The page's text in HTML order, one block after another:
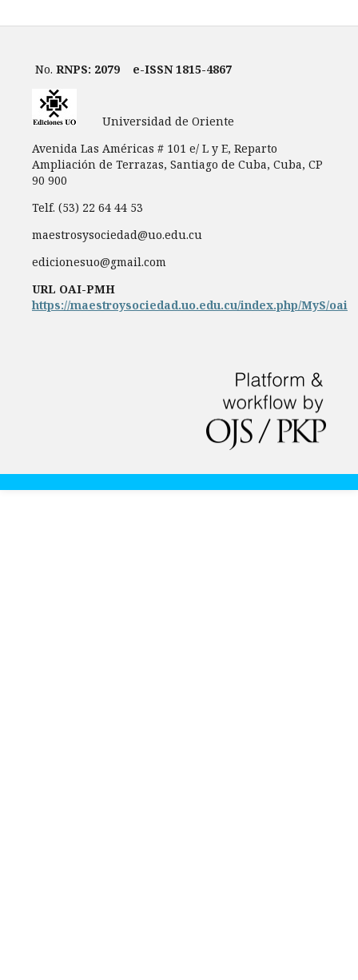
No. RNPS: 2079 e-ISSN 1815-4867
Universidad de Oriente
Avenida Las Américas # 101 e/ L y E, Reparto
Ampliación de Terrazas, Santiago de Cuba, Cuba, CP
90 900
Telf. (53) 22 64 44 53
maestrosysociedad@uo.edu.cu
edicionesuo@gmail.com
URL OAI-PMH
https://maestroysociedad.uo.edu.cu/index.php/MyS/oai